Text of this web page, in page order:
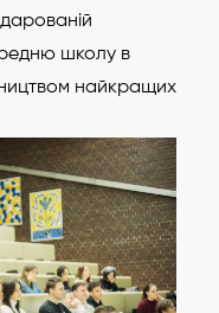
школу в
найкращих